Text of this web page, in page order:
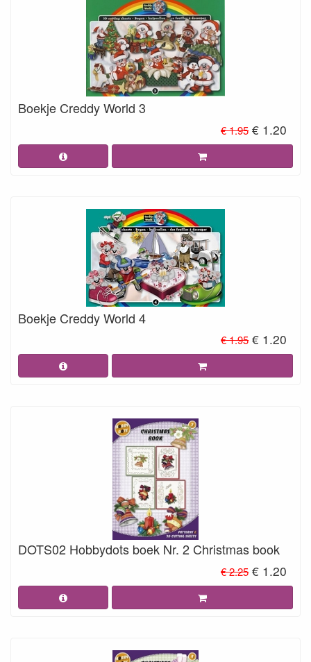
Boekje Creddy World 3
€ 1.95 € 1.20
Boekje Creddy World 4
€ 1.95 € 1.20
DOTS02 Hobbydots boek Nr. 2 Christmas book
€ 2.25 € 1.20